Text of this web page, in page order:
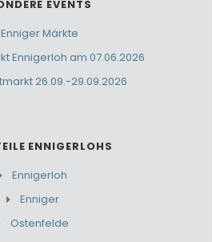
EVENTS
Enniger Märkte
Ennigerloh am 07.06.2026
26.09.-29.09.2026
ENNIGERLOHS
Ennigerloh
Enniger
Ostenfelde